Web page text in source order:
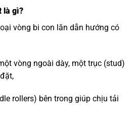
là gì?
vòng bi con lăn dẫn hướng có
vòng ngoài dày, một trục (stud)
rollers) bên trong giúp chịu tải